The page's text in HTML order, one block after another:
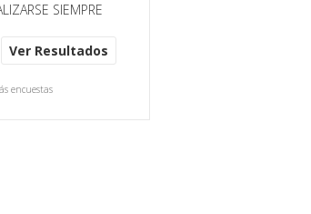
SIEMPRE
Ver Resultados
encuestas